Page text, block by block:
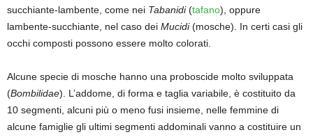
succhiante-lambente, come nei Tabanidi(tafano), oppure
lambente-succhiante, nel caso dei Mucidi(mosche). In certi casi gli
occhi composti possono essere molto colorati.
Alcune specie di mosche hanno una proboscide molto sviluppata
(Bombilidae). L’addome, di forma e taglia variabile, è costituito da
10 segmenti, alcuni più o meno fusi insieme, nelle femmine di
alcune famiglie gli ultimi segmenti addominali vanno a costituire un